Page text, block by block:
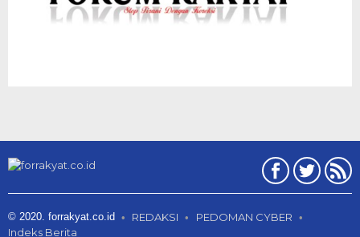
© 2020. forrakyat.co.id REDAKSI
PEDOMAN CYBER
Indeks Berita